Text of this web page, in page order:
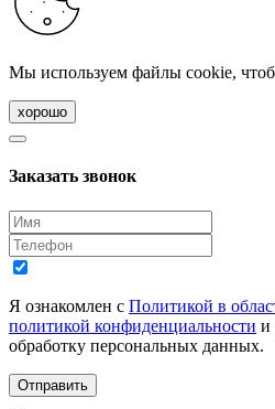
Мы используем файлы cookie,
хорошо
Заказать звонок
Я ознакомлен с Политикой в
политикой конфиденциальности и
обработку персональных данных.
Отправить